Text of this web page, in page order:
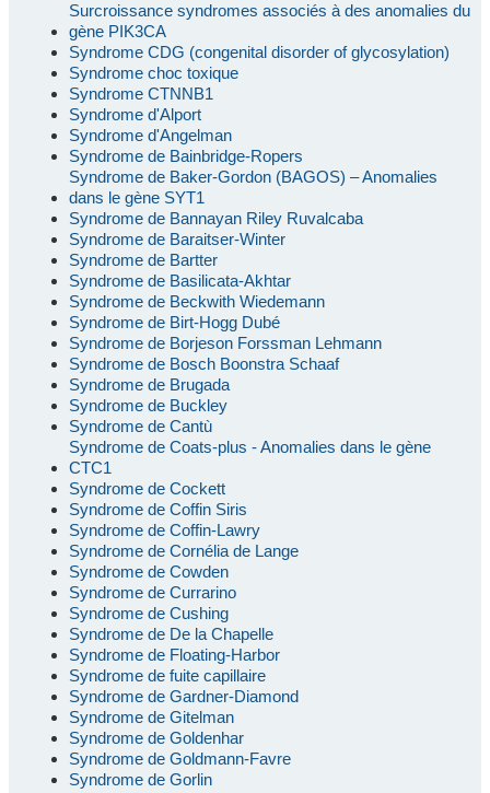
Surcroissance syndromes associés à des anomalies du
gène PIK3CA
Syndrome CDG (congenital disorder of glycosylation)
Syndrome choc toxique
Syndrome CTNNB1
Syndrome d'Alport
Syndrome d'Angelman
Syndrome de Bainbridge-Ropers
Syndrome de Baker-Gordon (BAGOS) – Anomalies
dans le gène SYT1
Syndrome de Bannayan Riley Ruvalcaba
Syndrome de Baraitser-Winter
Syndrome de Bartter
Syndrome de Basilicata-Akhtar
Syndrome de Beckwith Wiedemann
Syndrome de Birt-Hogg Dubé
Syndrome de Borjeson Forssman Lehmann
Syndrome de Bosch Boonstra Schaaf
Syndrome de Brugada
Syndrome de Buckley
Syndrome de Cantù
Syndrome de Coats-plus - Anomalies dans le gène
CTC1
Syndrome de Cockett
Syndrome de Coffin Siris
Syndrome de Coffin-Lawry
Syndrome de Cornélia de Lange
Syndrome de Cowden
Syndrome de Currarino
Syndrome de Cushing
Syndrome de De la Chapelle
Syndrome de Floating-Harbor
Syndrome de fuite capillaire
Syndrome de Gardner-Diamond
Syndrome de Gitelman
Syndrome de Goldenhar
Syndrome de Goldmann-Favre
Syndrome de Gorlin